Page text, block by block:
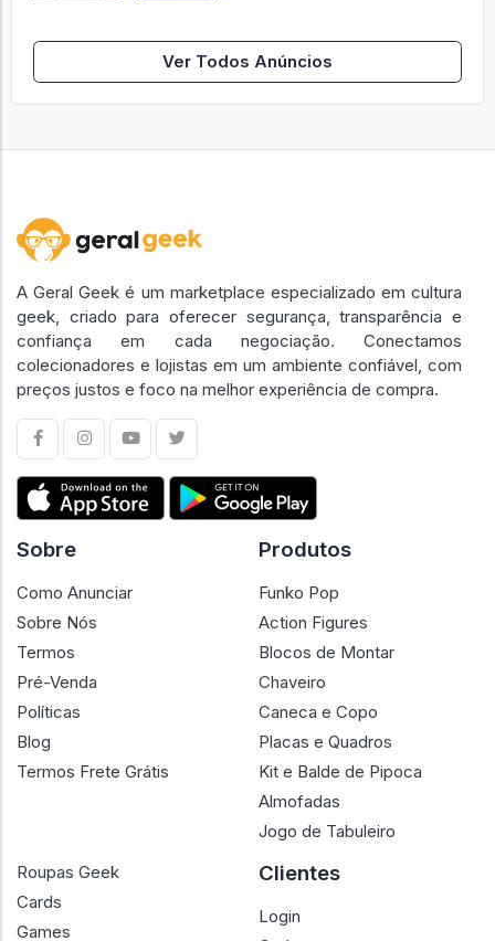
Ver Todos Anúncios
A Geral Geek é um marketplace especializado em cultura
geek, criado para oferecer segurança, transparência e
confiança em cada negociação. Conectamos
colecionadores e lojistas em um ambiente confiável, com
preços justos e foco na melhor experiência de compra.
Sobre
Como Anunciar
Sobre Nós
Termos
Pré-Venda
Políticas
Blog
Termos Frete Grátis
Produtos
Funko Pop
Action Figures
Blocos de Montar
Chaveiro
Caneca e Copo
Placas e Quadros
Kit e Balde de Pipoca
Almofadas
Jogo de Tabuleiro
Roupas Geek
Cards
Games
Clientes
Login